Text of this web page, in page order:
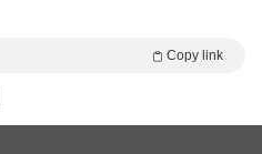
Copy link